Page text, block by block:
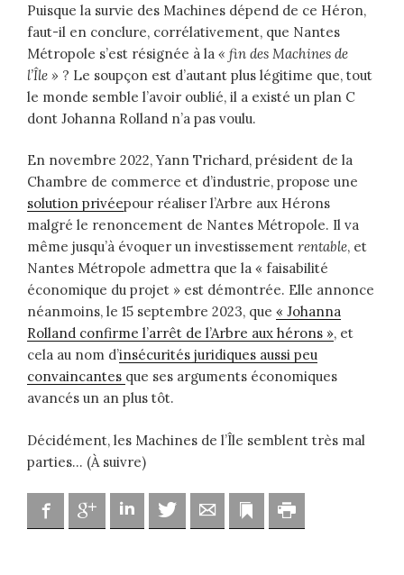
Puisque la survie des Machines dépend de ce Héron,
faut-il en conclure, corrélativement, que Nantes
Métropole s’est résignée à la « fin des Machines de
l’Île » ? Le soupçon est d’autant plus légitime que, tout
le monde semble l’avoir oublié, il a existé un plan C
dont Johanna Rolland n’a pas voulu.
En novembre 2022, Yann Trichard, président de la
Chambre de commerce et d’industrie, propose une
solution privéepour réaliser l’Arbre aux Hérons
malgré le renoncement de Nantes Métropole. Il va
même jusqu’à évoquer un investissement rentable, et
Nantes Métropole admettra que la « faisabilité
économique du projet » est démontrée. Elle annonce
néanmoins, le 15 septembre 2023, que « Johanna
Rolland confirme l’arrêt de l’Arbre aux hérons », et
cela au nom d’insécurités juridiques aussi peu
convaincantes que ses arguments économiques
avancés un an plus tôt.
Décidément, les Machines de l’Île semblent très mal
parties… (À suivre)
FacebookGoogle Linkedin Twitter Adresse mailMarque-page